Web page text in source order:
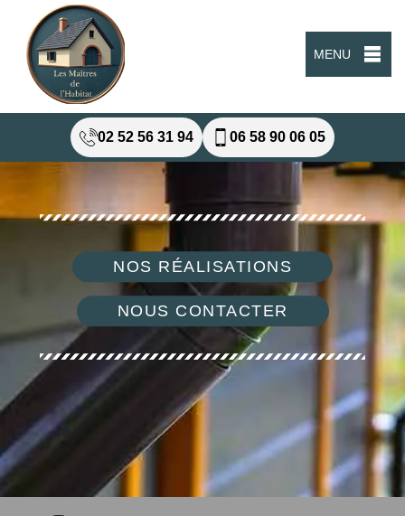
MENU
02 52 56 31 94 06 58 90 06 05
NOS RÉALISATIONS
NOUS CONTACTER